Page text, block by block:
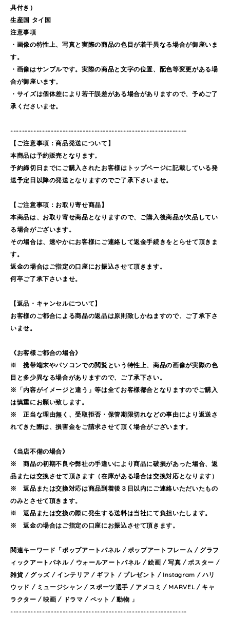
具付き）
生産国 タイ国
注意事項
・画像の特性上、写真と実際の商品の色目が若干異なる場合が御座いま
す。
・画像はサンプルです。実際の商品と文字の位置、配色等変更がある場
合が御座います。
・サイズは個体差により若干誤差がある場合がありますので、予めご了
承くださいませ。
-------------------------------------------------------------
【ご注意事項：商品発送について】
本商品は予約販売となります。
予約締切日までにご購入されたお客様はトップページに記載している発
送予定日以降の発送となりますのでご了承下さいませ。
【ご注意事項：お取り寄せ商品】
本商品は、お取り寄せ商品となりますので、ご購入後商品が欠品してい
る場合がございます。
その場合は、速やかにお客様にご連絡して返金手続きをとらせて頂きま
す。
返金の場合はご指定の口座にお振込させて頂きます。
何卒ご了承下さいませ。
【返品・キャンセルについて】
お客様のご都合による商品の返品は原則致しかねますので、ご了承下さ
いませ。
《お客様ご都合の場合》
※ 携帯端末やパソコンでの閲覧という特性上、商品の画像が実際の色
目と多少異なる場合がありますので、ご了承下さい。
※「内容がイメージと違う」等は全てお客様都合となりますのでご購入
は慎重にお願い致します。
※ 正当な理由無く、受取拒否・保管期限切れなどの事由により返送さ
れてきた際は、損害金をご請求させて頂く場合がございます。
《当店不備の場合》
※ 商品の初期不良や弊社の手違いにより商品に破損があった場合、返
品または交換させて頂きます（在庫がある場合は交換対応となります）
※ 返品または交換対応は商品到着後３日以内にご連絡いただいたもの
のみとさせて頂きます。
※ 返品または交換の際に発生する送料は当社にて負担いたします。
※ 返金の場合はご指定の口座にお振込させて頂きます。
関連キーワード「ポップアートパネル / ポップアートフレーム / グラフ
ィックアートパネル / ウォールアートパネル / 絵画 / 写真 / ポスター /
雑貨 / グッズ / インテリア / ギフト / プレゼント / Instagram / ハリ
ウッド / ミュージシャン / スポーツ選手 / アメコミ / MARVEL / キャ
ラクター / 映画 / ドラマ / ペット / 動物 」
-------------------------------------------------------------